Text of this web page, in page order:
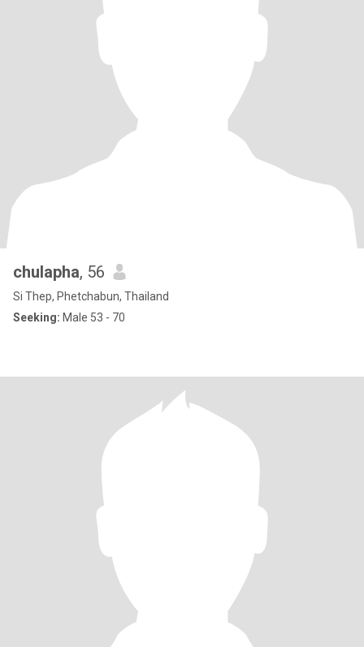
chulapha, 56
Si Thep, Phetchabun, Thailand
Seeking: Male 53 - 70